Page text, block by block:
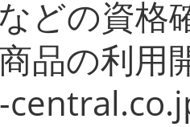
どの資格
品の利用